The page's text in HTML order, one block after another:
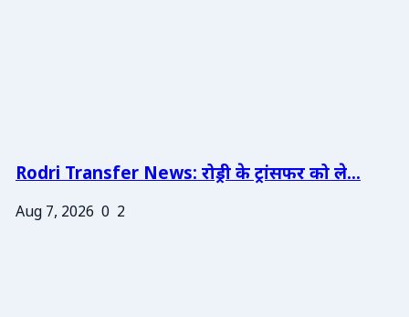
Rodri Transfer News: रोड्री के ट्रांसफर को ले...
Aug 7, 2026 0 2